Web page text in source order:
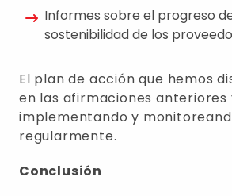
Informes sobre el progreso
sostenibilidad de los
El plan de acción que hemos
en las afirmaciones anteriores
implementando y
regularmente.
Conclusión